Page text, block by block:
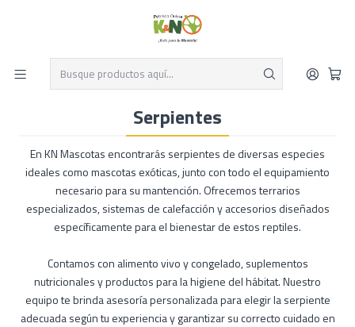
Despacho el mismo día y envío gratis por compras sobre $19.990
Leer más
Serpientes
Serpientes
En KN Mascotas encontrarás serpientes de diversas especies
ideales como mascotas exóticas, junto con todo el equipamiento
necesario para su mantención. Ofrecemos terrarios
especializados, sistemas de calefacción y accesorios diseñados
específicamente para el bienestar de estos reptiles.
Contamos con alimento vivo y congelado, suplementos
nutricionales y productos para la higiene del hábitat. Nuestro
equipo te brinda asesoría personalizada para elegir la serpiente
adecuada según tu experiencia y garantizar su correcto cuidado en